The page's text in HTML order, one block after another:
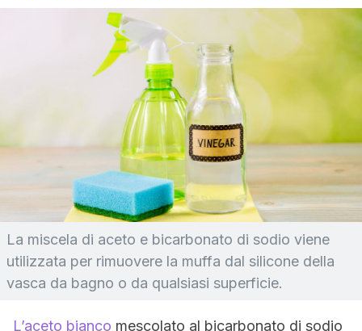
La miscela di aceto e bicarbonato di sodio viene
utilizzata per rimuovere la muffa dal silicone della
vasca da bagno o da qualsiasi superficie.
L’aceto bianco mescolato al bicarbonato di sodio